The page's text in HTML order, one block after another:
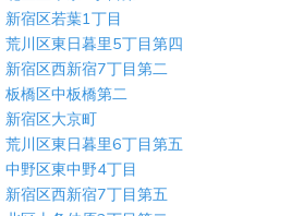
新宿区若葉1丁目
荒川区東日暮里5丁目第四
新宿区西新宿7丁目第二
板橋区中板橋第二
新宿区大京町
荒川区東日暮里6丁目第五
中野区東中野4丁目
新宿区西新宿7丁目第五